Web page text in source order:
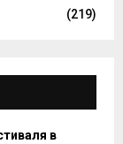
(219)
в